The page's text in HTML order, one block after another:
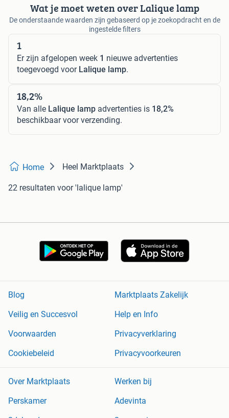
Wat je moet weten over Lalique lamp
De onderstaande waarden zijn gebaseerd op je zoekopdracht en de
ingestelde filters
1
Er zijn afgelopen week 1 nieuwe advertenties
toegevoegd voor Lalique lamp.
18,2%
Van alle Lalique lamp advertenties is 18,2%
beschikbaar voor verzending.
Home Heel Marktplaats
22 resultaten voor 'lalique lamp'
Blog
Marktplaats Zakelijk
Veilig en Succesvol
Help en Info
Voorwaarden
Privacyverklaring
Cookiebeleid
Privacyvoorkeuren
Over Marktplaats
Werken bij
Perskamer
Adevinta